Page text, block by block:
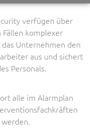
verfügen über
komplexer
Unternehmen den
aus und sichert
Personals.
alle im Alarmplan